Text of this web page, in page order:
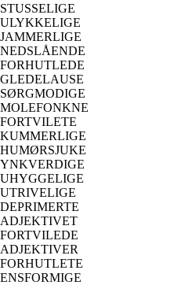
STUSSELIGE
ULYKKELIGE
JAMMERLIGE
NEDSLÅENDE
FORHUTLEDE
GLEDELAUSE
SØRGMODIGE
MOLEFONKNE
FORTVILETE
KUMMERLIGE
HUMØRSJUKE
YNKVERDIGE
UHYGGELIGE
UTRIVELIGE
DEPRIMERTE
ADJEKTIVET
FORTVILEDE
ADJEKTIVER
FORHUTLETE
ENSFORMIGE